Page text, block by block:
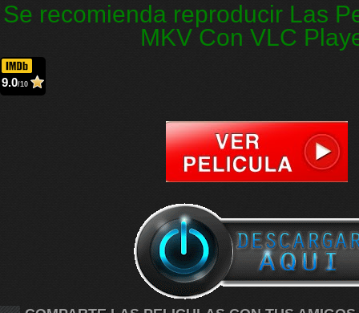
Se recomienda reproducir Las
MKV Con VLC
9.0/10